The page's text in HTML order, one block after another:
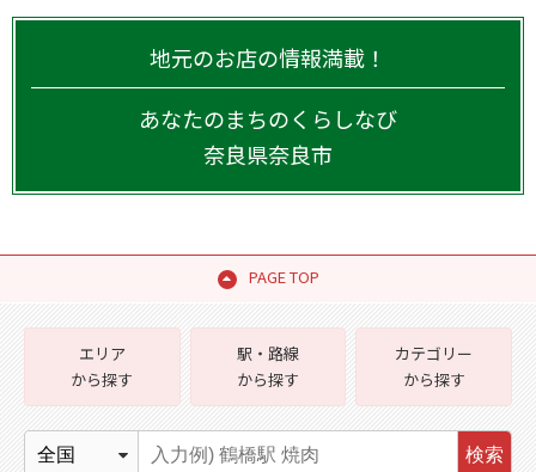
地元のお店の情報満載！
あなたのまちのくらしなび
奈良県奈良市
PAGE TOP
エリア
から探す
駅・路線
から探す
カテゴリー
から探す
検索